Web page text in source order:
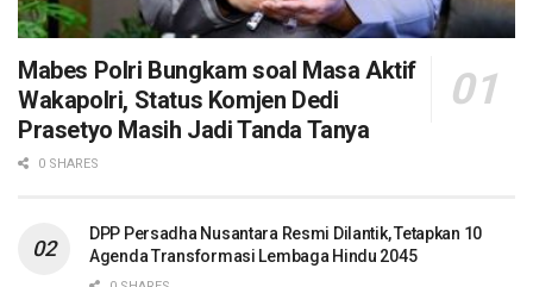
Mabes Polri Bungkam soal Masa Aktif
Wakapolri, Status Komjen Dedi
Prasetyo Masih Jadi Tanda Tanya
0 SHARES
DPP Persadha Nusantara Resmi Dilantik, Tetapkan 10
Agenda Transformasi Lembaga Hindu 2045